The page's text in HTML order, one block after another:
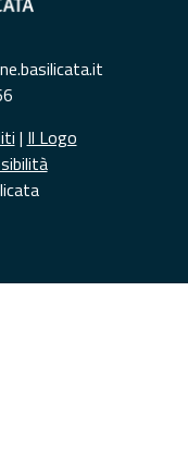
| Il Logo